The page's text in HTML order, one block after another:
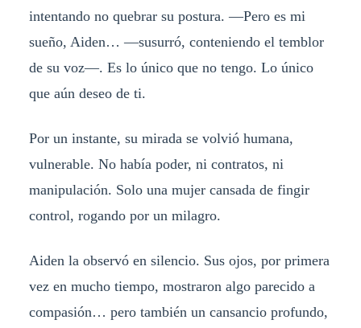
intentando no quebrar su postura. —Pero es mi
sueño, Aiden… —susurró, conteniendo el temblor
de su voz—. Es lo único que no tengo. Lo único
que aún deseo de ti.
Por un instante, su mirada se volvió humana,
vulnerable. No había poder, ni contratos, ni
manipulación. Solo una mujer cansada de fingir
control, rogando por un milagro.
Aiden la observó en silencio. Sus ojos, por primera
vez en mucho tiempo, mostraron algo parecido a
compasión… pero también un cansancio profundo,